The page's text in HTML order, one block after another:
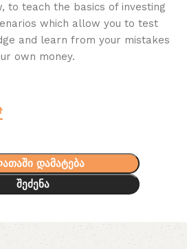
to teach the basics of investing
which allow you to test
and learn from your mistakes
own money.
დამატება
შეძენა